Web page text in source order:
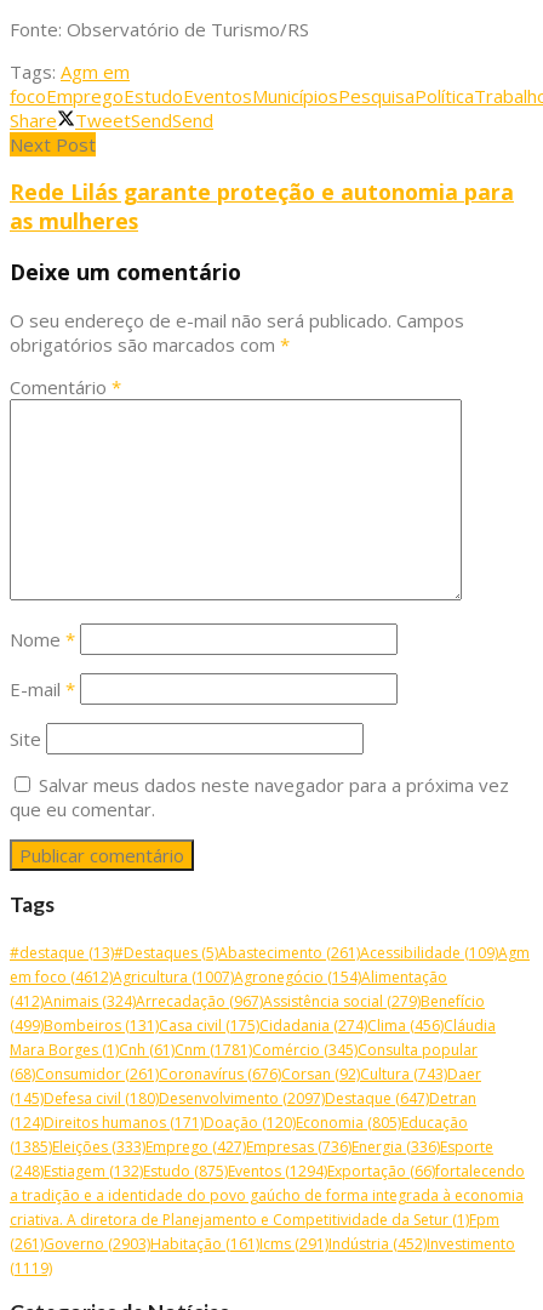
Fonte: Observatório de Turismo/RS
Tags: Agm em
focoEmpregoEstudoEventosMunicípiosPesquisaPolítica
Share
TweetSendSend
Next Post
Rede Lilás garante proteção e autonomia para
as mulheres
Deixe um comentário
O seu endereço de e-mail não será publicado. Campos
obrigatórios são marcados com *
Comentário *
Nome *
E-mail *
Site
Salvar meus dados neste navegador para a próxima vez
que eu comentar.
Tags
#destaque (13)#Destaques (5)Abastecimento (261)Acessibilidade (109)Agm
em foco (4612)Agricultura (1007)Agronegócio (154)Alimentação
(412)Animais (324)Arrecadação (967)Assistência social (279)Benefício
(499)Bombeiros (131)Casa civil (175)Cidadania (274)Clima (456)Cláudia
Mara Borges (1)Cnh (61)Cnm (1781)Comércio (345)Consulta popular
(68)Consumidor (261)Coronavírus (676)Corsan (92)Cultura (743)Daer
(145)Defesa civil (180)Desenvolvimento (2097)Destaque (647)Detran
(124)Direitos humanos (171)Doação (120)Economia (805)Educação
(1385)Eleições (333)Emprego (427)Empresas (736)Energia (336)Esporte
(248)Estiagem (132)Estudo (875)Eventos (1294)Exportação (66)fortalecendo
a tradição e a identidade do povo gaúcho de forma integrada à economia
criativa. A diretora de Planejamento e Competitividade da Setur (1)Fpm
(261)Governo (2903)Habitação (161)Icms (291)Indústria (452)Investimento
(1119)